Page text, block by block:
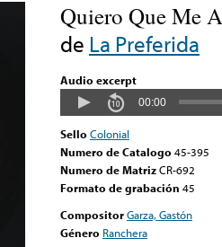
Quiero Que Me
de La Preferida
Audio excerpt
00:00
Sello Colonial
Numero de Catalogo 45-395
Numero de MatrizCR-692
Formato de grabación 45
CompositorGarza, Gastón
Género Ranchera